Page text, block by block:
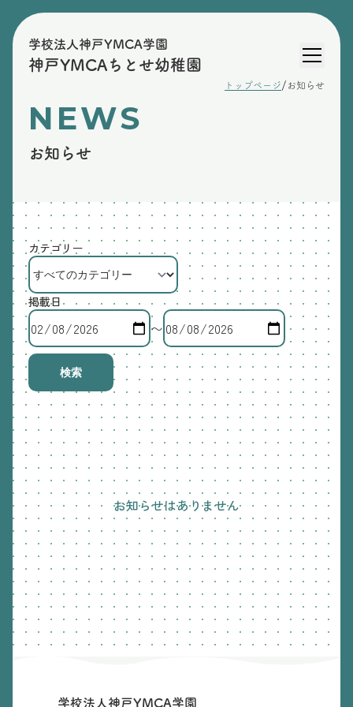
学校法人神戸YMCA学園
神戸YMCAちとせ幼稚園
トップページ/ お知らせ
NEWS
お知らせ
カテゴリー
掲載日
〜
検索
お知らせはありません
学校法人神戸YMCA学園